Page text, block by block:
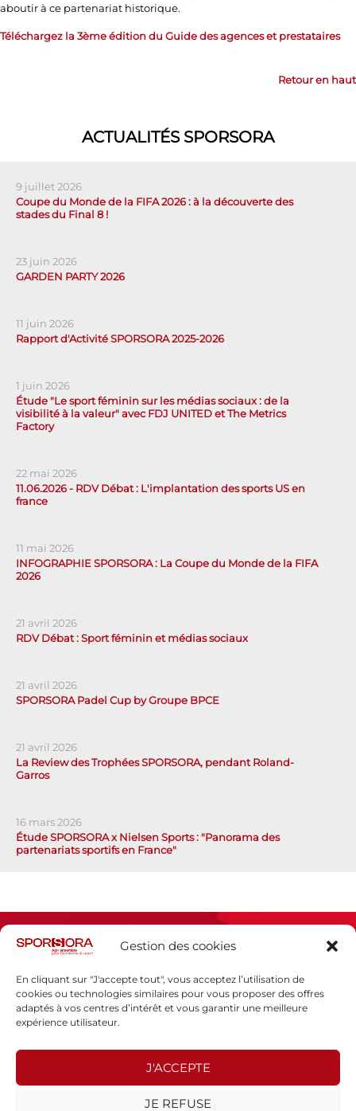
Gestion des cookies
En cliquant sur "J'accepte tout", vous acceptez l’utilisation de
cookies ou technologies similaires pour vous proposer des offres
adaptés à vos centres d’intérêt et vous garantir une meilleure
expérience utilisateur.
J'ACCEPTE
JE REFUSE
aboutir à ce partenariat historique.
Téléchargez la 3ème édition du Guide des agences et prestataires
Retour en haut
ACTUALITÉS SPORSORA
9 juillet 2026
Coupe du Monde de la FIFA 2026 : à la découverte des
stades du Final 8 !
23 juin 2026
GARDEN PARTY 2026
11 juin 2026
Rapport d'Activité SPORSORA 2025-2026
1 juin 2026
Étude "Le sport féminin sur les médias sociaux : de la
visibilité à la valeur" avec FDJ UNITED et The Metrics
Factory
22 mai 2026
11.06.2026 - RDV Débat : L'implantation des sports US en
france
11 mai 2026
INFOGRAPHIE SPORSORA : La Coupe du Monde de la FIFA
2026
21 avril 2026
RDV Débat : Sport féminin et médias sociaux
21 avril 2026
SPORSORA Padel Cup by Groupe BPCE
21 avril 2026
La Review des Trophées SPORSORA, pendant Roland-
Garros
16 mars 2026
Étude SPORSORA x Nielsen Sports : "Panorama des
partenariats sportifs en France"
Espace presse
Politique de confidentialité
SPORSORA